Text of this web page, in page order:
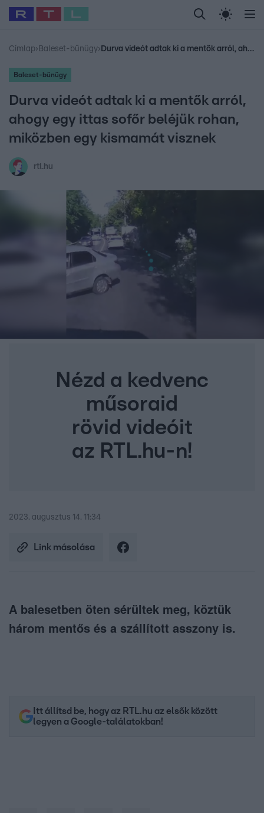
Legfrissebb RTL Híradó Randi Celeb vagyok,
Babits Marcella Most Wanted Gallusz
Címlap› Baleset-bűnügy› Durva videót adtak ki a mentők arról, ahogy egy ittas sofőr beléjük rohan, miközben egy kismamát visznek
Baleset-bűnügy
Durva videót adtak ki a mentők arról,
ahogy egy ittas sofőr beléjük rohan,
miközben egy kismamát visznek
rtl.hu
Nézd a kedvenc
műsoraid
rövid videóit
az RTL.hu-n!
2023. augusztus 14. 11:34
Link másolása
A balesetben öten sérültek meg, köztük
három mentős és a szállított asszony is.
Itt állítsd be, hogy az RTL.hu az elsők között
legyen a Google-találatokban!